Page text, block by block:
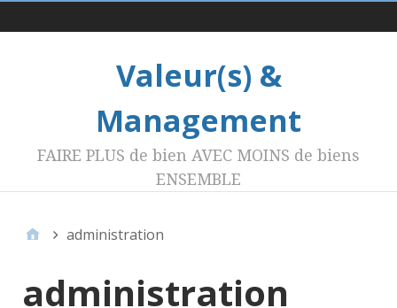
Menu 1
Valeur(s) &
Management
FAIRE PLUS de bien AVEC MOINS de biens
ENSEMBLE
administration
administration